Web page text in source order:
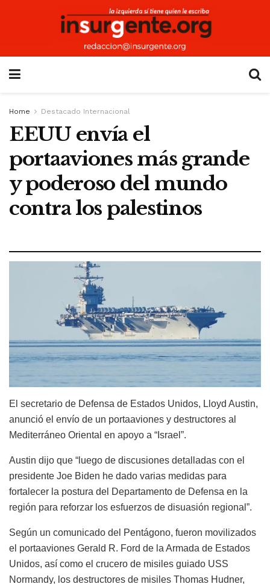
Home Destacado Internacional
EEUU envía el
portaaviones más grande
y poderoso del mundo
contra los palestinos
El secretario de Defensa de Estados Unidos, Lloyd Austin,
anunció el envío de un portaaviones y destructores al
Mediterráneo Oriental en apoyo a “Israel”.
Austin dijo que “luego de discusiones detalladas con el
presidente Joe Biden he dado varias medidas para
fortalecer la postura del Departamento de Defensa en la
región para reforzar los esfuerzos de disuasión regional”.
Según un comunicado del Pentágono, fueron movilizados
el portaaviones Gerald R. Ford de la Armada de Estados
Unidos, así como el crucero de misiles guiado USS
Normandy, los destructores de misiles Thomas Hudner,